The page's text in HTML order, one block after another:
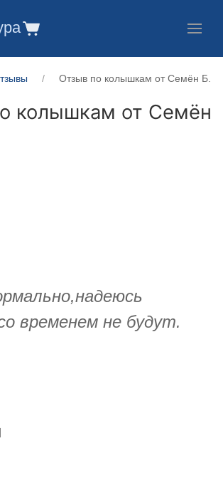
Отзыв по колышкам от Семён Б.
колышкам от Семён
временем не будут.